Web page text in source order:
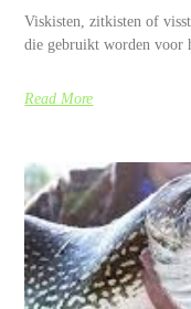
Viskisten, zitkisten of
die gebruikt worden voor
Read More